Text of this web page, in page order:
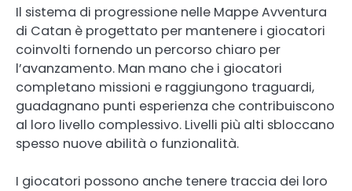
Il sistema di progressione nelle Mappe Avventura
di Catan è progettato per mantenere i giocatori
coinvolti fornendo un percorso chiaro per
l’avanzamento. Man mano che i giocatori
completano missioni e raggiungono traguardi,
guadagnano punti esperienza che contribuiscono
al loro livello complessivo. Livelli più alti sbloccano
spesso nuove abilità o funzionalità.
I giocatori possono anche tenere traccia dei loro